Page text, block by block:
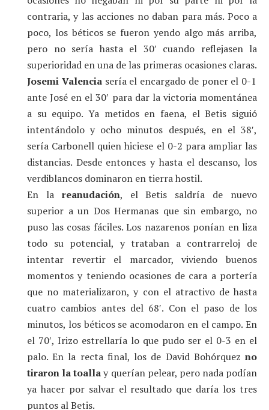
contraria, y las acciones no daban para más. Poco a
poco, los béticos se fueron yendo algo más arriba,
pero no sería hasta el 30′ cuando reflejasen la
superioridad en una de las primeras ocasiones claras.
Josemi Valenciasería el encargado de poner el 0-1
ante José en el 30′ para dar la victoria momentánea
a su equipo. Ya metidos en faena, el Betis siguió
intentándolo y ocho minutos después, en el 38′,
sería Carbonell quien hiciese el 0-2 para ampliar las
distancias. Desde entonces y hasta el descanso, los
verdiblancos dominaron en tierra hostil.
En la reanudación, el Betis saldría de nuevo
superior a un Dos Hermanas que sin embargo, no
puso las cosas fáciles. Los nazarenos ponían en liza
todo su potencial, y trataban a contrarreloj de
intentar revertir el marcador, viviendo buenos
momentos y teniendo ocasiones de cara a portería
que no materializaron, y con el atractivo de hasta
cuatro cambios antes del 68′. Con el paso de los
minutos, los béticos se acomodaron en el campo. En
el 70′, Irizo estrellaría lo que pudo ser el 0-3 en el
palo. En la recta final, los de David Bohórquez no
tiraron la toallay querían pelear, pero nada podían
ya hacer por salvar el resultado que daría los tres
puntos al Betis.